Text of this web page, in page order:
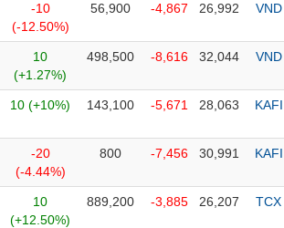
-10
(-12.50%)
56,900 -4,867 26,992 VND
10
(+1.27%)
498,500 -8,616 32,044 VND
10 (+10%) 143,100 -5,671 28,063 KAFI
-20
(-4.44%)
800 -7,456 30,991 KAFI
10
(+12.50%)
889,200 -3,885 26,207 TCX